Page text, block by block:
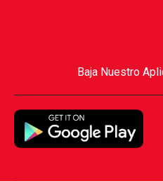
Baja Nuestro